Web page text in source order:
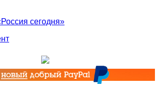
сегодня»